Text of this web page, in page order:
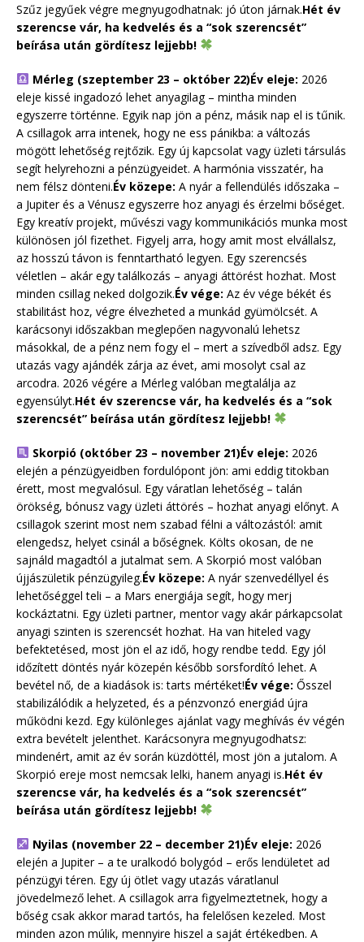
Szűz jegyűek végre megnyugodhatnak: jó úton járnak.Hét év
szerencse vár, ha kedvelés és a “sok szerencsét”
beírása után gördítesz lejjebb!
Mérleg (szeptember 23 – október 22)Év eleje: 2026
eleje kissé ingadozó lehet anyagilag – mintha minden
egyszerre történne. Egyik nap jön a pénz, másik nap el is tűnik.
A csillagok arra intenek, hogy ne ess pánikba: a változás
mögött lehetőség rejtőzik. Egy új kapcsolat vagy üzleti társulás
segít helyrehozni a pénzügyeidet. A harmónia visszatér, ha
nem félsz dönteni.Év közepe: A nyár a fellendülés időszaka –
a Jupiter és a Vénusz egyszerre hoz anyagi és érzelmi bőséget.
Egy kreatív projekt, művészi vagy kommunikációs munka most
különösen jól fizethet. Figyelj arra, hogy amit most elvállalsz,
az hosszú távon is fenntartható legyen. Egy szerencsés
véletlen – akár egy találkozás – anyagi áttörést hozhat. Most
minden csillag neked dolgozik.Év vége: Az év vége békét és
stabilitást hoz, végre élvezheted a munkád gyümölcsét. A
karácsonyi időszakban meglepően nagyvonalú lehetsz
másokkal, de a pénz nem fogy el – mert a szívedből adsz. Egy
utazás vagy ajándék zárja az évet, ami mosolyt csal az
arcodra. 2026 végére a Mérleg valóban megtalálja az
egyensúlyt.Hét év szerencse vár, ha kedvelés és a “sok
szerencsét” beírása után gördítesz lejjebb!
Skorpió (október 23 – november 21)Év eleje: 2026
elején a pénzügyeidben fordulópont jön: ami eddig titokban
érett, most megvalósul. Egy váratlan lehetőség – talán
örökség, bónusz vagy üzleti áttörés – hozhat anyagi előnyt. A
csillagok szerint most nem szabad félni a változástól: amit
elengedsz, helyet csinál a bőségnek. Költs okosan, de ne
sajnáld magadtól a jutalmat sem. A Skorpió most valóban
újjászületik pénzügyileg.Év közepe: A nyár szenvedéllyel és
lehetőséggel teli – a Mars energiája segít, hogy merj
kockáztatni. Egy üzleti partner, mentor vagy akár párkapcsolat
anyagi szinten is szerencsét hozhat. Ha van hiteled vagy
befektetésed, most jön el az idő, hogy rendbe tedd. Egy jól
időzített döntés nyár közepén később sorsfordító lehet. A
bevétel nő, de a kiadások is: tarts mértéket!Év vége: Ősszel
stabilizálódik a helyzeted, és a pénzvonzó energiád újra
működni kezd. Egy különleges ajánlat vagy meghívás év végén
extra bevételt jelenthet. Karácsonyra megnyugodhatsz:
mindenért, amit az év során küzdöttél, most jön a jutalom. A
Skorpió ereje most nemcsak lelki, hanem anyagi is.Hét év
szerencse vár, ha kedvelés és a “sok szerencsét”
beírása után gördítesz lejjebb!
Nyilas (november 22 – december 21)Év eleje: 2026
elején a Jupiter – a te uralkodó bolygód – erős lendületet ad
pénzügyi téren. Egy új ötlet vagy utazás váratlanul
jövedelmező lehet. A csillagok arra figyelmeztetnek, hogy a
bőség csak akkor marad tartós, ha felelősen kezeled. Most
minden azon múlik, mennyire hiszel a saját értékedben. A